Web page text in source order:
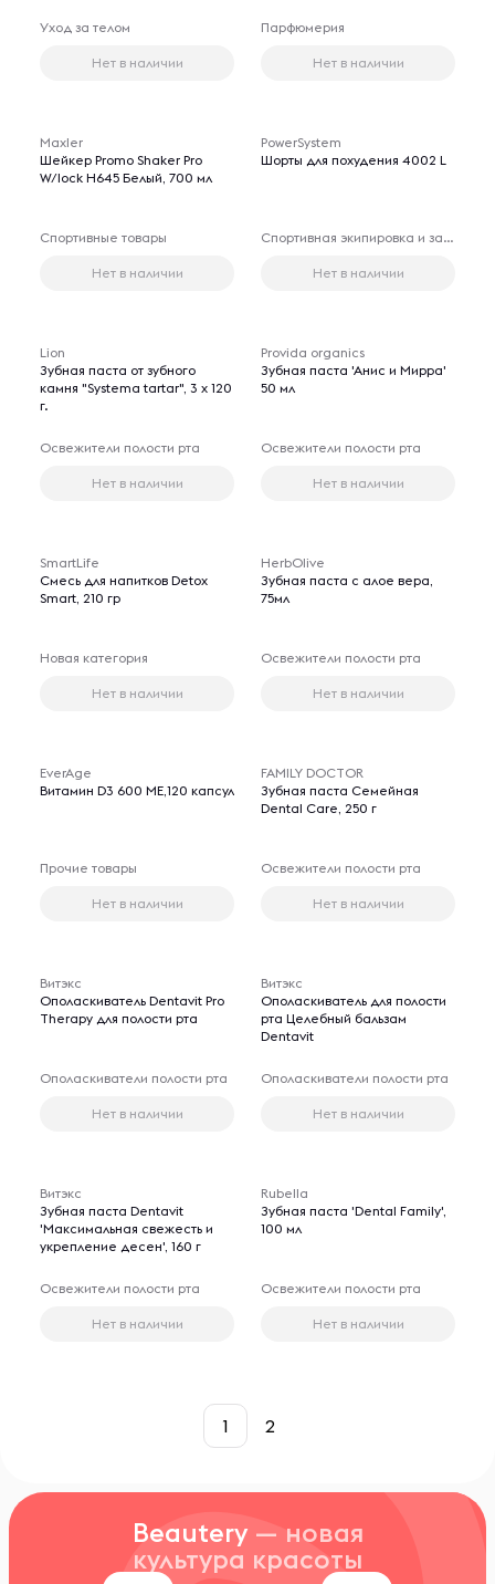
Уход за телом
Нет в наличии
Парфюмерия
Нет в наличии
Maxler
Шейкер Promo Shaker Pro
W/lock H645 Белый, 700 мл
Спортивные товары
Нет в наличии
PowerSystem
Шорты для похудения 4002 L
Спортивная экипировка и защита
Нет в наличии
Lion
Зубная паста от зубного
камня "Systema tartar", 3 х 120
г.
Освежители полости рта
Нет в наличии
Provida organics
Зубная паста 'Анис и Мирра'
50 мл
Освежители полости рта
Нет в наличии
SmartLife
Смесь для напитков Detox
Smart, 210 гр
Новая категория
Нет в наличии
HerbOlive
Зубная паста с алое вера,
75мл
Освежители полости рта
Нет в наличии
EverAge
Витамин D3 600 ME,120 капсул
Прочие товары
Нет в наличии
FAMILY DOCTOR
Зубная паста Семейная
Dental Care, 250 г
Освежители полости рта
Нет в наличии
Витэкс
Ополаскиватель Dentavit Pro
Therapy для полости рта
Ополаскиватели полости рта
Нет в наличии
Витэкс
Ополаскиватель для полости
рта Целебный бальзам
Dentavit
Ополаскиватели полости рта
Нет в наличии
Витэкс
Зубная паста Dentavit
'Максимальная свежесть и
укрепление десен', 160 г
Освежители полости рта
Нет в наличии
Rubella
Зубная паста 'Dental Family',
100 мл
Освежители полости рта
Нет в наличии
1 2
Beautery — новая
культура красоты